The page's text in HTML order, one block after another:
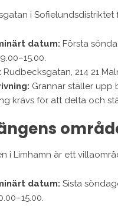
i
datum: Första
Rudbecksgatan, 214 21
Grannar ställer upp
krävs för att delta och
i Limhamn är ett
datum: Sista